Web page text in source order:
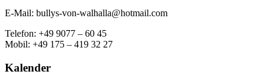
E-Mail: bullys-von-walhalla@hotmail.com
Telefon: +49 9077 – 60 45
Mobil: +49 175 – 419 32 27
Kalender